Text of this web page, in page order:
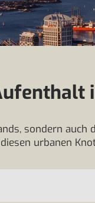
sondern auch
urbanen